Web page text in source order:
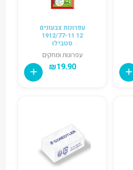
עפרונות צבעונים
12 1912/77-11
סטבילו
עפרונות ומחקים
₪19.90